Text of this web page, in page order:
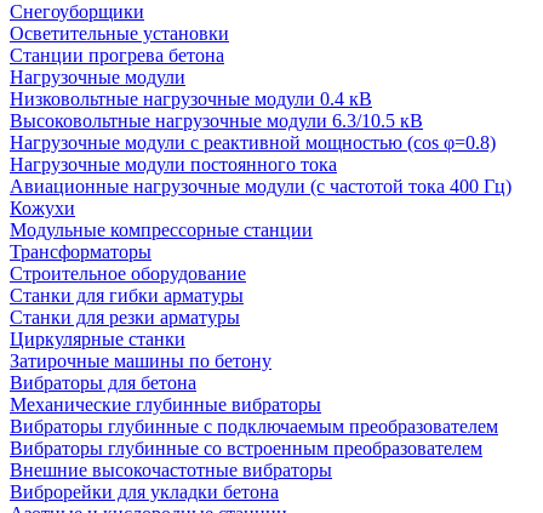
Снегоуборщики
Осветительные установки
Станции прогрева бетона
Нагрузочные модули
Низковольтные нагрузочные модули 0.4 кВ
Высоковольтные нагрузочные модули 6.3/10.5 кВ
Нагрузочные модули с реактивной мощностью (cos φ=0.8)
Нагрузочные модули постоянного тока
Авиационные нагрузочные модули (с частотой тока 400 Гц)
Кожухи
Модульные компрессорные станции
Трансформаторы
Строительное оборудование
Станки для гибки арматуры
Станки для резки арматуры
Циркулярные станки
Затирочные машины по бетону
Вибраторы для бетона
Механические глубинные вибраторы
Вибраторы глубинные с подключаемым преобразователем
Вибраторы глубинные со встроенным преобразователем
Внешние высокочастотные вибраторы
Виброрейки для укладки бетона